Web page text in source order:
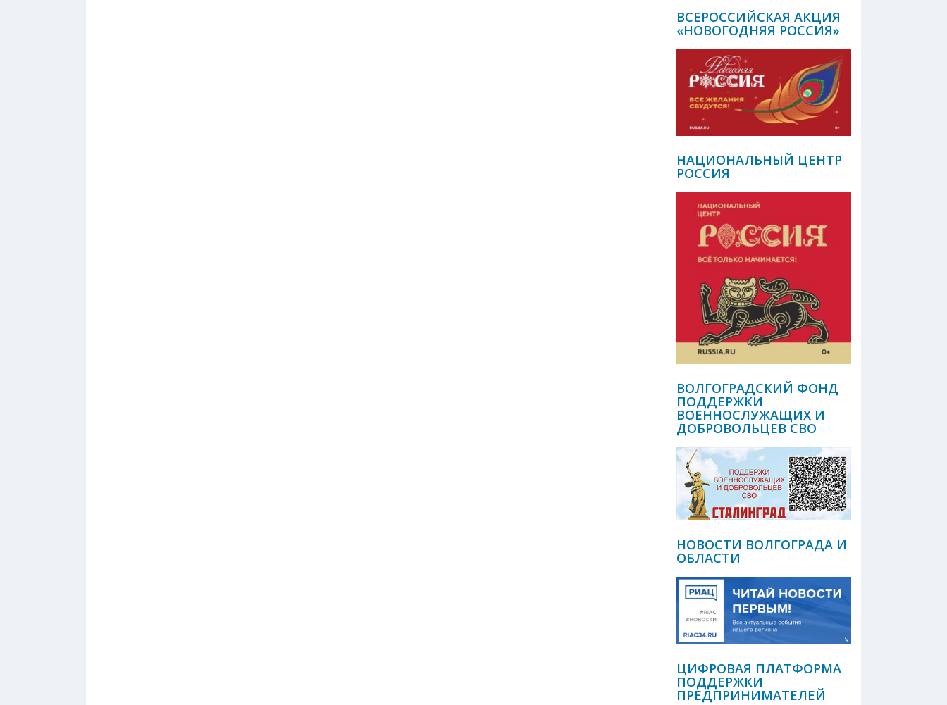
ВСЕРОССИЙСКАЯ АКЦИЯ
«НОВОГОДНЯЯ РОССИЯ»
НАЦИОНАЛЬНЫЙ ЦЕНТР
РОССИЯ
ВОЛГОГРАДСКИЙ ФОНД
ПОДДЕРЖКИ
ВОЕННОСЛУЖАЩИХ И
ДОБРОВОЛЬЦЕВ СВО
НОВОСТИ ВОЛГОГРАДА И
ОБЛАСТИ
ЦИФРОВАЯ ПЛАТФОРМА
ПОДДЕРЖКИ
ПРЕДПРИНИМАТЕЛЕЙ